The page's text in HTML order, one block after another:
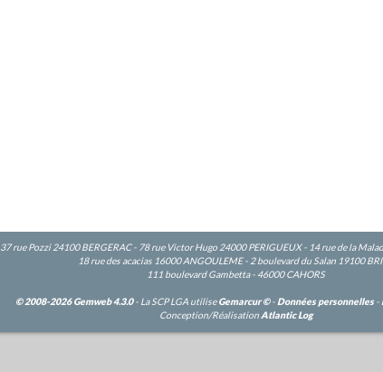
37 rue Pozzi 24100 BERGERAC - 78 rue Victor Hugo 24000 PERIGUEUX - 14 rue de la
18 rue des acacias 16000 ANGOULEME - 2 boulevard du Salan 19100
111 boulevard Gambetta - 46000 CAHORS
© 2008-2026 Gemweb 4.3.0- La SCP LGA utiliseGemarcur ©- Données personnelles-
Conception/Réalisation Atlantic Log